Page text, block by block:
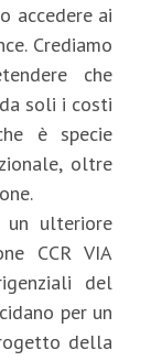
accedere ai
Crediamo
che
soli i costi
è specie
oltre
un ulteriore
CCR VIA
del
per un
della